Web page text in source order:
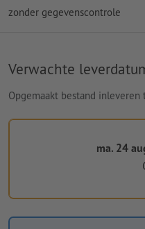
zonder gegevenscontrole
Verwachte
Opgemaakt bestand
ma. 24